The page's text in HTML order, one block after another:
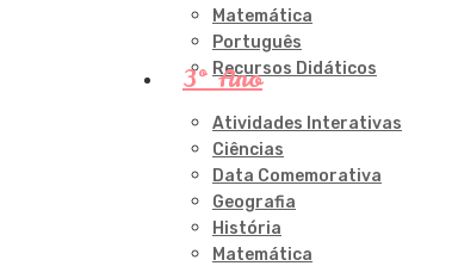
Matemática
Português
Recursos Didáticos
3º Ano
Atividades Interativas
Ciências
Data Comemorativa
Geografia
História
Matemática